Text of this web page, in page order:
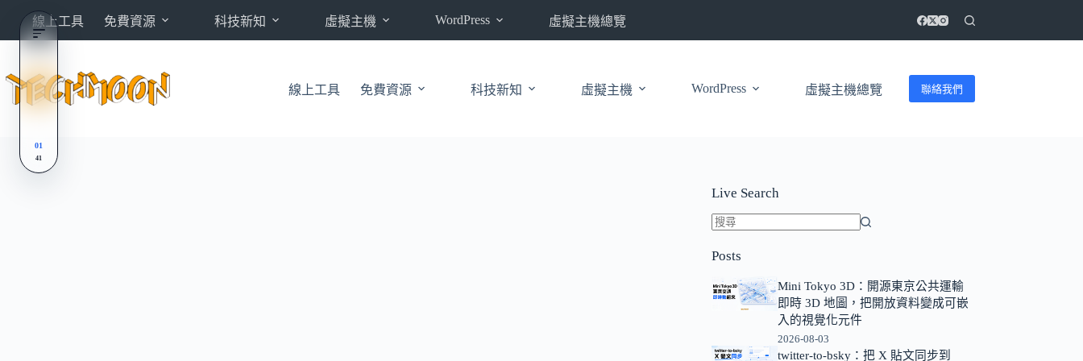
內
線上工具 免費資源 科技新知 虛擬主機 WordPress 虛擬主機總覽
線上工具 免費資源 科技新知 虛擬主機 WordPress 虛擬主機總覽 聯絡我們
Live Search
不
到
符
件
Posts
Mini Tokyo 3D：開源東京公共運輸
即時 3D 地圖，把開放資料變成可嵌
入的視覺化元件
2026-08-03
twitter-to-bsky：把 X 貼文同步到
01
41